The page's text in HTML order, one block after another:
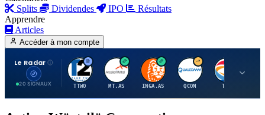
Splits
Dividendes IPO
Résultats
Apprendre
Articles
Accéder à mon compte
Le Radar
20 SIGNAUX
T
TTWO
A
MT.AS
I
INGA.AS
Q
QCOM
T
TTE